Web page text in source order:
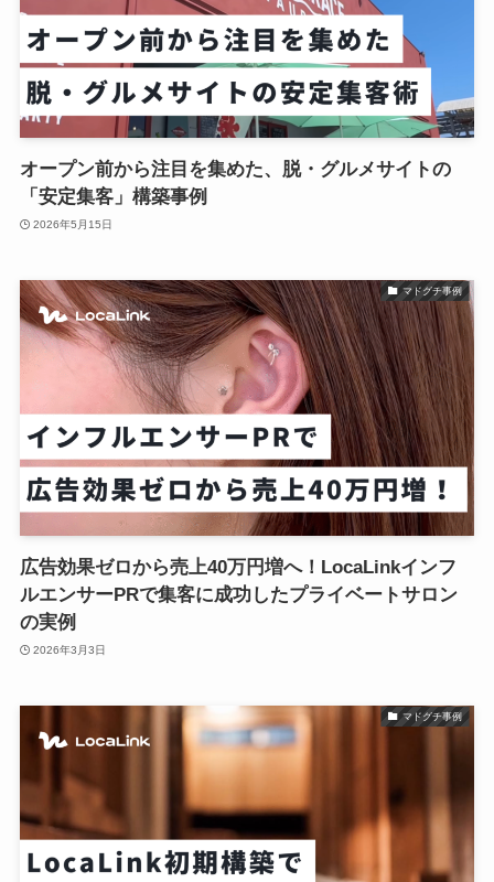
オープン前から注目を集めた、脱・グルメサイトの
「安定集客」構築事例
2026年5月15日
マドグチ事例
広告効果ゼロから売上40万円増へ！LocaLinkインフ
ルエンサーPRで集客に成功したプライベートサロン
の実例
2026年3月3日
マドグチ事例